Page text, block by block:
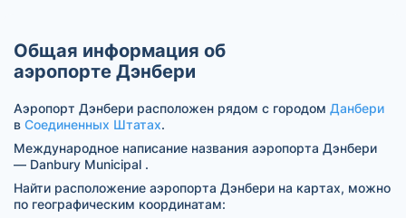
Общая информация об
аэропорте Дэнбери
Аэропорт Дэнбери расположен рядом с городом Данбери
в Соединенных Штатах.
Международное написание названия аэропорта Дэнбери
— Danbury Municipal .
Найти расположение аэропорта Дэнбери на картах, можно
по географическим координатам: